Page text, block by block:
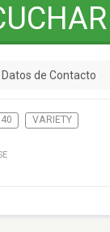
Datos de Contacto
VARIETY